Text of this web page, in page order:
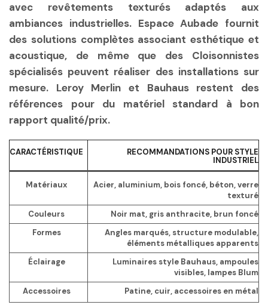
avec revêtements texturés adaptés aux
ambiances industrielles. Espace Aubade fournit
des solutions complètes associant esthétique et
acoustique, de même que des Cloisonnistes
spécialisés peuvent réaliser des installations sur
mesure. Leroy Merlin et Bauhaus restent des
références pour du matériel standard à bon
rapport qualité/prix.
CARACTÉRISTIQUE
RECOMMANDATIONS POUR STYLE
INDUSTRIEL
Matériaux
Acier, aluminium, bois foncé, béton, verre
texturé
Couleurs
Noir mat, gris anthracite, brun foncé
Formes
Angles marqués, structure modulable,
éléments métalliques apparents
Éclairage
Luminaires style Bauhaus, ampoules
visibles, lampes Blum
Accessoires
Patine, cuir, accessoires en métal